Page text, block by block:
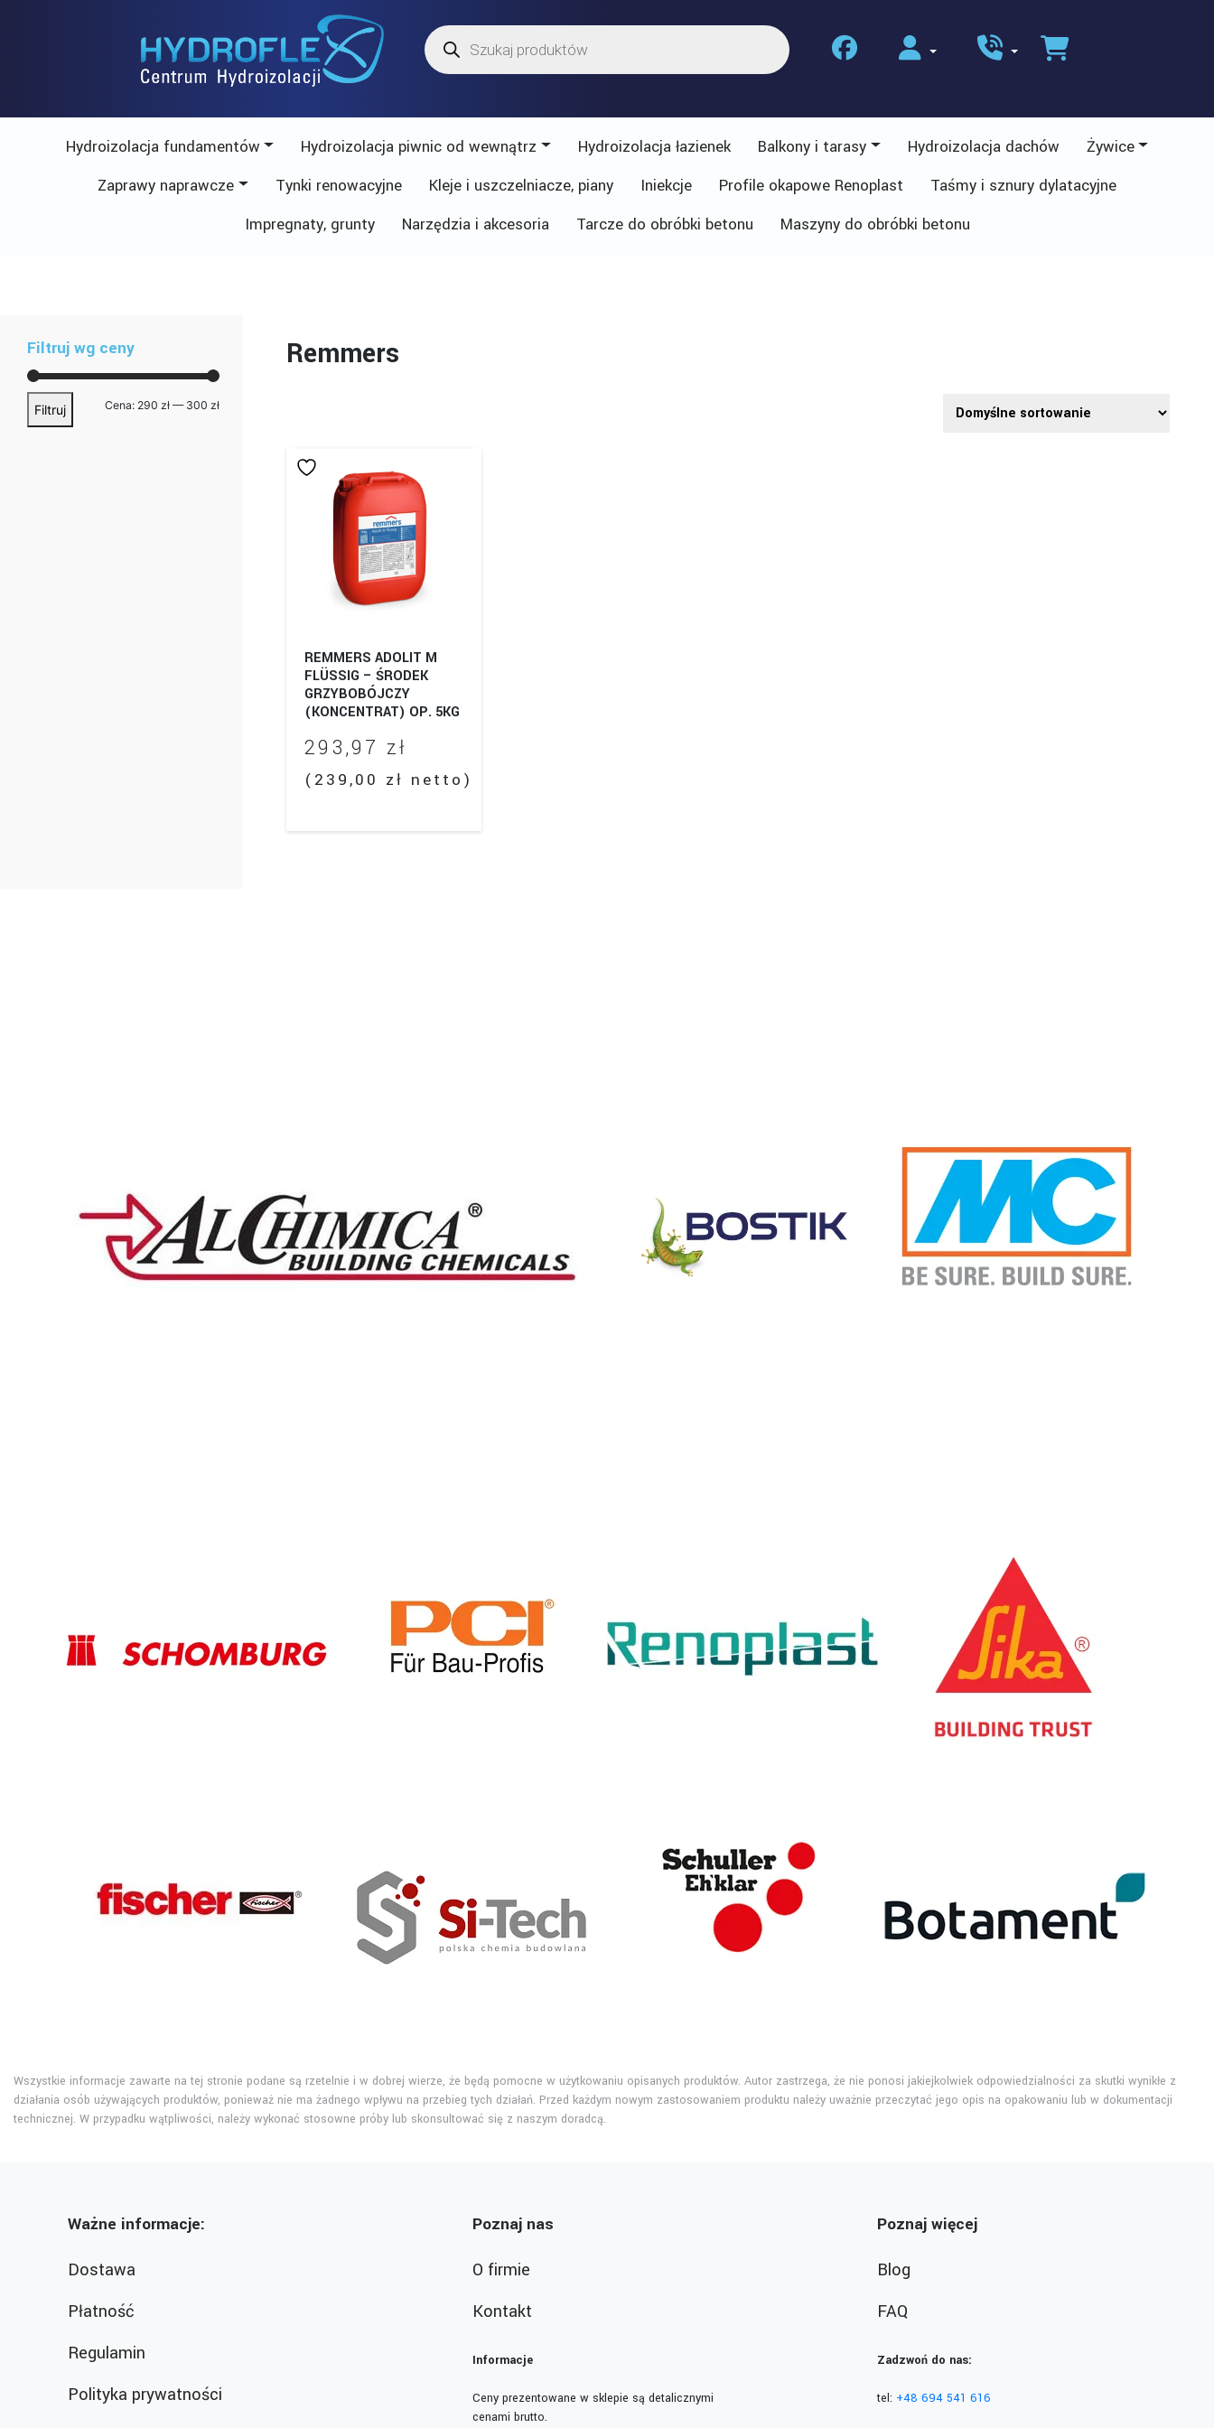
Wyszukiwarka
produktów
Hydroizolacja fundamentów Hydroizolacja piwnic od wewnątrz Hydroizolacja łazienek Balkony i tarasy Hydroizolacja dachów
Żywice
Zaprawy naprawcze
Tynki renowacyjne Kleje i uszczelniacze, piany Iniekcje Profile okapowe Renoplast
Taśmy i sznury dylatacyjne
Impregnaty, grunty
Narzędzia i akcesoria Tarcze do obróbki betonu Maszyny do obróbki betonu
Filtruj wg ceny
Cena
Cena
Filtruj Cena: 290 zł— 300 zł
Remmers
REMMERS ADOLIT M
FLÜSSIG – ŚRODEK
GRZYBOBÓJCZY
(KONCENTRAT) OP. 5KG
293,97 zł
( 239,00 zł netto)
Wszystkie informacje zawarte na tej stronie podane są rzetelnie i w dobrej wierze, że będą pomocne w użytkowaniu opisanych produktów. Autor zastrzega, że nie ponosi jakiejkolwiek odpowiedzialności za skutki wynikłe z
działania osób używających produktów, ponieważ nie ma żadnego wpływu na przebieg tych działań. Przed każdym nowym zastosowaniem produktu należy uważnie przeczytać jego opis na opakowaniu lub w dokumentacji
technicznej. W przypadku wątpliwości, należy wykonać stosowne próby lub skonsultować się z naszym doradcą.
Ważne informacje:
Dostawa
Płatność
Regulamin
Polityka prywatności
Poznaj nas
O firmie
Kontakt
Informacje
Ceny prezentowane w sklepie są detalicznymi
cenami brutto.
Poznaj więcej
Blog
FAQ
Zadzwoń do nas:
tel: +48 694 541 616